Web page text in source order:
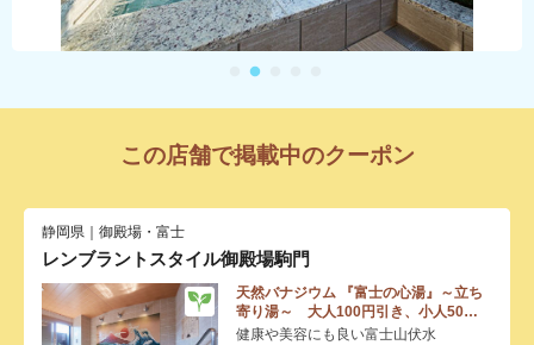
この店舗で掲載中のクーポン
静岡県｜御殿場・富士
レンブラントスタイル御殿場駒門
天然バナジウム 『富士の心湯』～立ち
寄り湯～ 大人100円引き、小人50円
引き
健康や美容にも良い富士山伏水